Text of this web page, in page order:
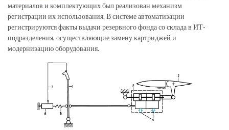
материалов и комплектующих был реализован механизм
регистрации их использования. В системе автоматизации
регистрируются факты выдачи резервного фонда со склада в ИТ-
подразделения, осуществляющие замену картриджей и
модернизацию оборудования.